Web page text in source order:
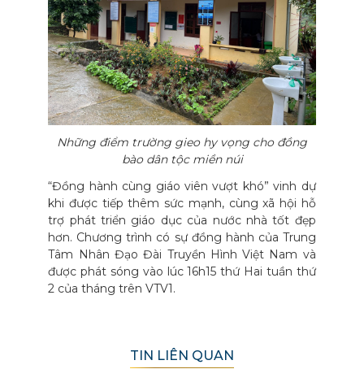
Những điểm trường gieo hy vọng cho đồng
bào dân tộc miền núi
“Đồng hành cùng giáo viên vượt khó” vinh dự
khi được tiếp thêm sức mạnh, cùng xã hội hỗ
trợ phát triển giáo dục của nước nhà tốt đẹp
hơn. Chương trình có sự đồng hành của Trung
Tâm Nhân Đạo Đài Truyền Hình Việt Nam và
được phát sóng vào lúc 16h15 thứ Hai tuần thứ
2 của tháng trên VTV1.
TIN LIÊN QUAN